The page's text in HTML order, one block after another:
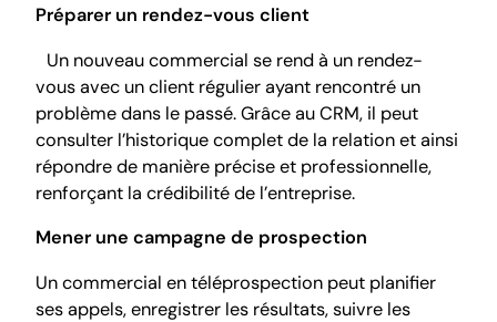
Préparer un rendez-vous client
Un nouveau commercial se rend à un rendez-
vous avec un client régulier ayant rencontré un
problème dans le passé. Grâce au CRM, il peut
consulter l’historique complet de la relation et ainsi
répondre de manière précise et professionnelle,
renforçant la crédibilité de l’entreprise.
Mener une campagne de prospection
Un commercial en téléprospection peut planifier
ses appels, enregistrer les résultats, suivre les